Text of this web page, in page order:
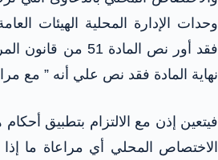
وحدات الإدارة المحلية الهيئات
فقد أور نص المادة
نهاية المادة فقد نص علي أنه ” مع
فيتعين إذن مع الالتزام بتطبيق
الاختصاص المحلي أي مراعاة ما